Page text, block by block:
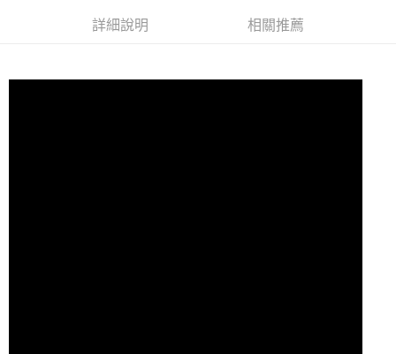
每筆NT$60，滿NT$10,000(含以上)免運費
每筆NT$80
詳細說明 相關推薦